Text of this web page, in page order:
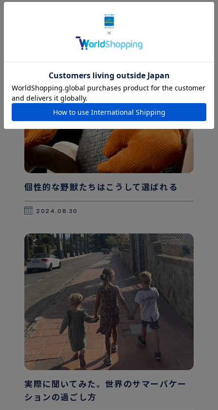
個性的な野獣たちはこうして選ばれる
2024.08.30
実際に聞いてみた。世界のサマーバケー
ションの過ごし方